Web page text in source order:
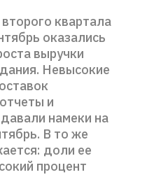
квартала
оказались
выручки
Невысокие
и
намеки на
В то же
доли ее
процент